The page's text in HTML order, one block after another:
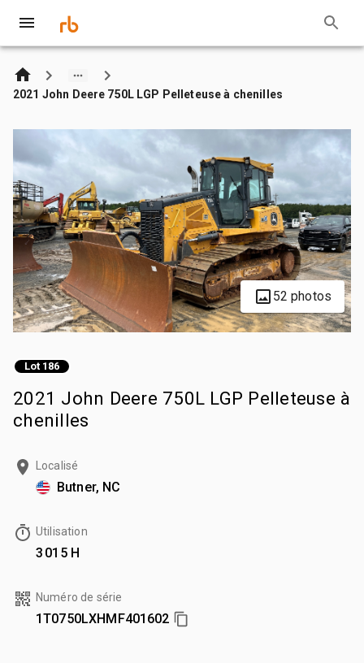
2021 John Deere 750L LGP Pelleteuse à chenilles
52 photos
Lot 186
2021 John Deere 750L LGP Pelleteuse à
chenilles
Localisé
Butner, NC
Utilisation
3 015 H
Numéro de série
1T0750LXHMF401602